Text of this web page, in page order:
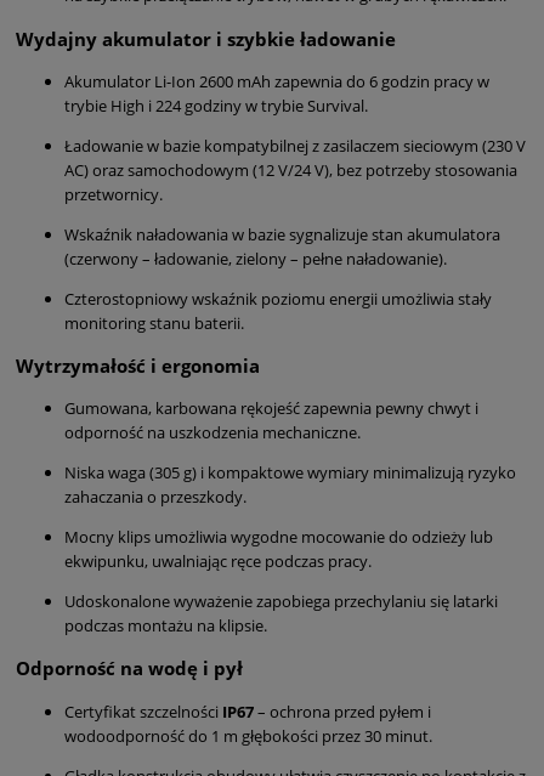
Wydajny akumulator i szybkie ładowanie
Akumulator Li-Ion 2600 mAh zapewnia do 6 godzin pracy w
trybie High i 224 godziny w trybie Survival.
Ładowanie w bazie kompatybilnej z zasilaczem sieciowym (230 V
AC) oraz samochodowym (12 V/24 V), bez potrzeby stosowania
przetwornicy.
Wskaźnik naładowania w bazie sygnalizuje stan akumulatora
(czerwony – ładowanie, zielony – pełne naładowanie).
Czterostopniowy wskaźnik poziomu energii umożliwia stały
monitoring stanu baterii.
Wytrzymałość i ergonomia
Gumowana, karbowana rękojeść zapewnia pewny chwyt i
odporność na uszkodzenia mechaniczne.
Niska waga (305 g) i kompaktowe wymiary minimalizują ryzyko
zahaczania o przeszkody.
Mocny klips umożliwia wygodne mocowanie do odzieży lub
ekwipunku, uwalniając ręce podczas pracy.
Udoskonalone wyważenie zapobiega przechylaniu się latarki
podczas montażu na klipsie.
Odporność na wodę i pył
Certyfikat szczelności IP67– ochrona przed pyłem i
wodoodporność do 1 m głębokości przez 30 minut.